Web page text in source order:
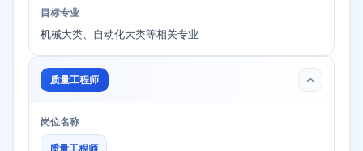
目标专业
机械大类、自动化大类等相关专业
质量工程师
岗位名称
质量工程师